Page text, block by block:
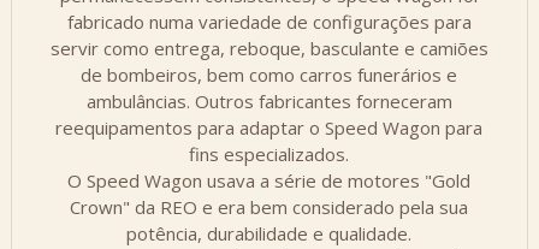
fabricado numa variedade de configurações para
servir como entrega, reboque, basculante e camiões
de bombeiros, bem como carros funerários e
ambulâncias. Outros fabricantes forneceram
reequipamentos para adaptar o Speed ​​Wagon para
fins especializados.
O Speed ​​Wagon usava a série de motores "Gold
Crown" da REO e era bem considerado pela sua
potência, durabilidade e qualidade.